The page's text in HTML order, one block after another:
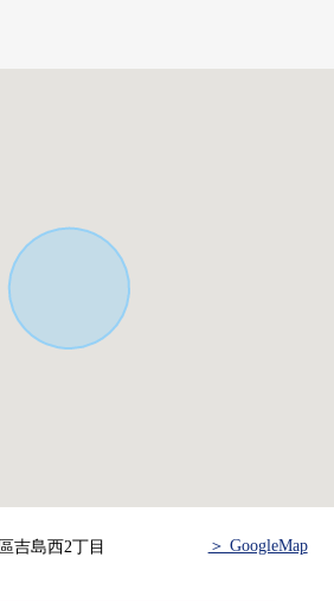
吉島西2丁目 ＞ GoogleMap